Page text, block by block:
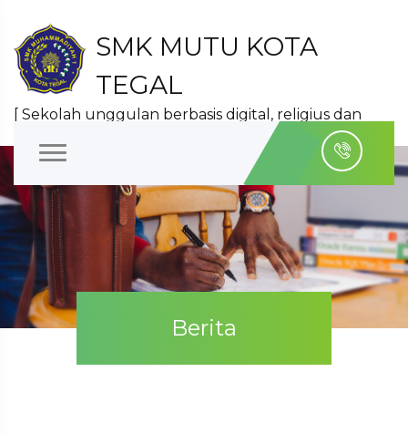
SMK MUTU KOTA
TEGAL
[ Sekolah unggulan berbasis digital, religius dan
Berita